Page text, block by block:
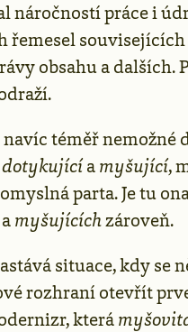
náročností práce i
řemesel
obsahu a dalších.
téměř nemožné
dotykujícíamyšující,
parta. Je tu
amyšujícíchzároveň.
situace, kdy se
rozhraní otevřít
která